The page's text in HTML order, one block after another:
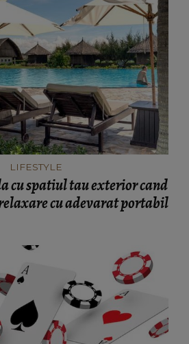
LIFESTYLE
cu spatiul tau exterior cand
cu adevarat portabil